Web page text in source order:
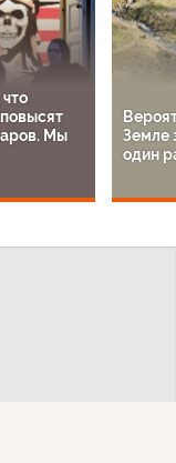
Мы
Земле
один